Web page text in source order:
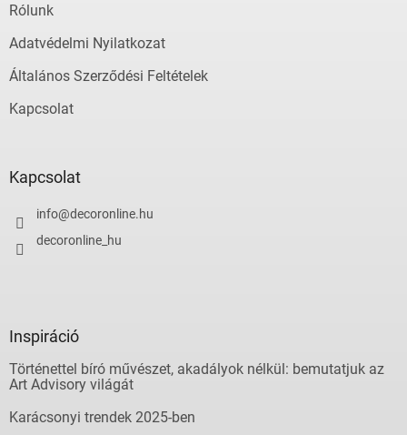
Rólunk
Adatvédelmi Nyilatkozat
Általános Szerződési Feltételek
Kapcsolat
Kapcsolat
info@decoronline.hu
decoronline_hu
Inspiráció
Történettel bíró művészet, akadályok nélkül: bemutatjuk az
Art Advisory világát
Karácsonyi trendek 2025-ben